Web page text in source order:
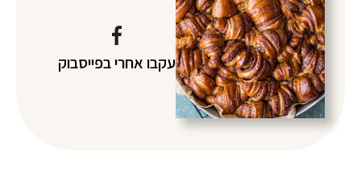
עקבו אחריבפייסבוק